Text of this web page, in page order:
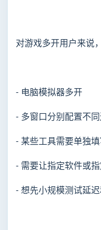
对游戏多开用户来说
- 电脑模拟器多开
- 多窗口分别配置不
- 某些工具需要单独
- 需要让指定软件或
- 想先小规模测试延